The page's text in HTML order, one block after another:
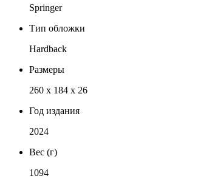
Springer
Тип обложки
Hardback
Размеры
260 x 184 x 26
Год издания
2024
Вес (г)
1094